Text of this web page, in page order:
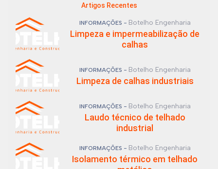
Artigos Recentes
INFORMAÇÕES - Botelho Engenharia
Limpeza e impermeabilização de
calhas
INFORMAÇÕES - Botelho Engenharia
Limpeza de calhas industriais
INFORMAÇÕES - Botelho Engenharia
Laudo técnico de telhado
industrial
INFORMAÇÕES - Botelho Engenharia
Isolamento térmico em telhado